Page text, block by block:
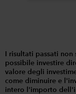
I risultati passati
possibile investire
valore degli
come diminuire e
intero l'importo